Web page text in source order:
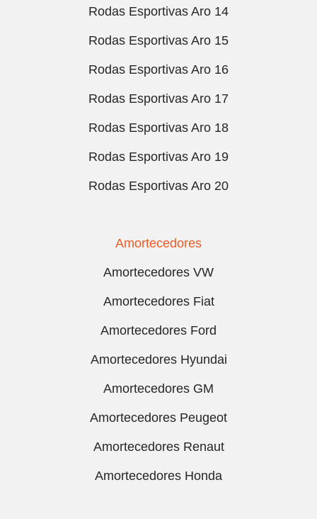
Rodas Esportivas Aro 14
Rodas Esportivas Aro 15
Rodas Esportivas Aro 16
Rodas Esportivas Aro 17
Rodas Esportivas Aro 18
Rodas Esportivas Aro 19
Rodas Esportivas Aro 20
Amortecedores
Amortecedores VW
Amortecedores Fiat
Amortecedores Ford
Amortecedores Hyundai
Amortecedores GM
Amortecedores Peugeot
Amortecedores Renaut
Amortecedores Honda